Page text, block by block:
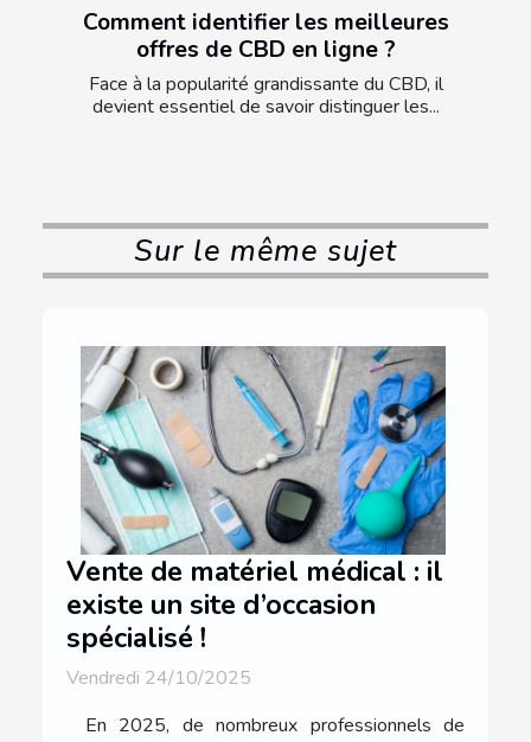
Comment identifier les meilleures
offres de CBD en ligne ?
Face à la popularité grandissante du CBD, il
devient essentiel de savoir distinguer les...
Sur le même sujet
Vente de matériel médical : il
existe un site d’occasion
spécialisé !
Vendredi 24/10/2025
En 2025, de nombreux professionnels de